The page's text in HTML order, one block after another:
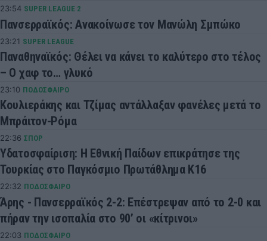
23:54 SUPER LEAGUE 2
Πανσερραϊκός: Ανακοίνωσε τον Μανώλη Σμπώκο
23:21 SUPER LEAGUE
Παναθηναϊκός: Θέλει να κάνει το καλύτερο στο τέλος
– Ο χαφ το… γλυκό
23:10 ΠΟΔΟΣΦΑΙΡΟ
Κουλιεράκης και Τζίμας αντάλλαξαν φανέλες μετά το
Μπράιτον-Ρόμα
22:36 ΣΠΟΡ
Υδατοσφαίριση: Η Εθνική Παίδων επικράτησε της
Τουρκίας στο Παγκόσμιο Πρωτάθλημα Κ16
22:32 ΠΟΔΟΣΦΑΙΡΟ
Άρης - Πανσερραϊκός 2-2: Επέστρεψαν από το 2-0 και
πήραν την ισοπαλία στο 90’ οι «κίτρινοι»
22:03 ΠΟΔΟΣΦΑΙΡΟ